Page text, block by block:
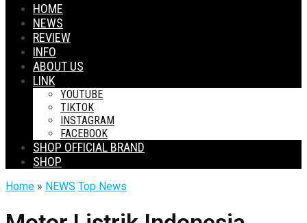
HOME
NEWS
REVIEW
INFO
ABOUT US
LINK
YOUTUBE
TIKTOK
INSTAGRAM
FACEBOOK
SHOP OFFICIAL BRAND
SHOP
Home » NEWS Top News